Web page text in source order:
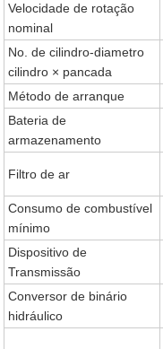
Velocidade de rotação
nominal
No. de cilindro-diametro
cilindro × pancada
Método de arranque
Bateria de
armazenamento
Filtro de ar
Consumo de combustível
mínimo
Dispositivo de
Transmissão
Conversor de binário
hidráulico